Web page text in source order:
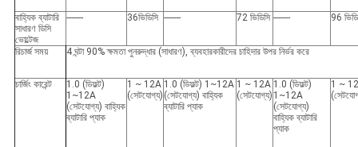
বাহ্যিক ব্যাটারি
সাধারণ ডিসি
ভোল্টেজ
------- 36ভিডিসি ------- 72 ভিডিসি ------- 96
রিচার্জ সময় 4 ঘন্টা 90% ক্ষমতা পুনরুদ্ধার (সাধারণ), ব্যবহারকারীদের চাহিদার উপর নির্ভর করে
চার্জিং কারেন্ট
1.0 (ডিফল্ট)
1~12A
(সেটযোগ্য) বাহ্যিক
ব্যাটারি প্যাক
1 ~ 12A
(সেটযোগ্য)
1.0 (ডিফল্ট) 1~12A
(সেটযোগ্য) বাহ্যিক
ব্যাটারি প্যাক
1 ~ 12A
(সেটযোগ্য)
1.0 (ডিফল্ট)
1~12A
(সেটযোগ্য)
বাহ্যিক ব্যাটারি
প্যাক
1 ~